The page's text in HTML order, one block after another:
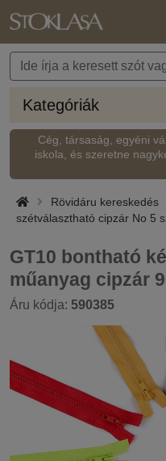
Kategóriák
Cég, társaság, egyéni
iskola, és szeretne
Rövidáru kereskedés
szétválasztható cipzár No 5
GT10 bontható
műanyag cipzár
Áru kódja: 590385